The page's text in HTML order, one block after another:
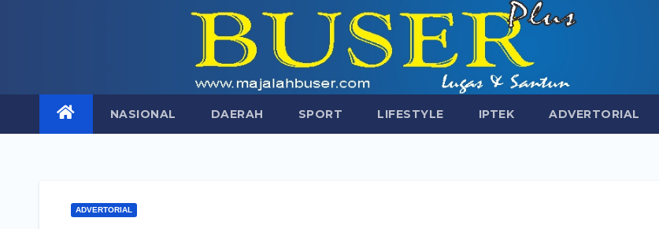
NASIONAL DAERAH SPORT LIFESTYLE IPTEK ADVERTORIAL
ADVERTORIAL